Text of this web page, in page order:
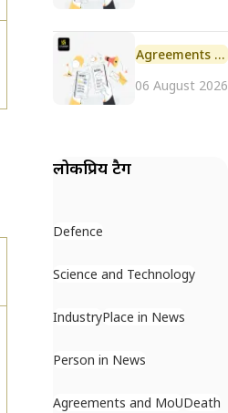
Agreements and MoU
06 August 2026
लोकप्रिय टैग
Defence
Science and Technology
IndustryPlace in News
Person in News
Agreements and MoUDeath